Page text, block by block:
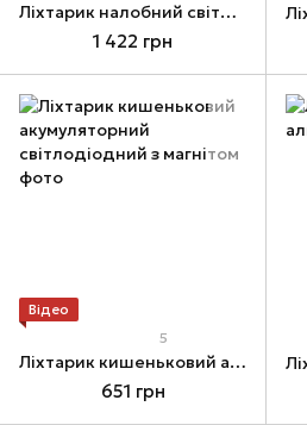
Ліхтарик налобний світлодіодний (LED) з 6-ти рівневим регулюванням
1 422 грн
Відео
5
Ліхтарик кишеньковий акумуляторний світлодіодний з магнітом
651 грн